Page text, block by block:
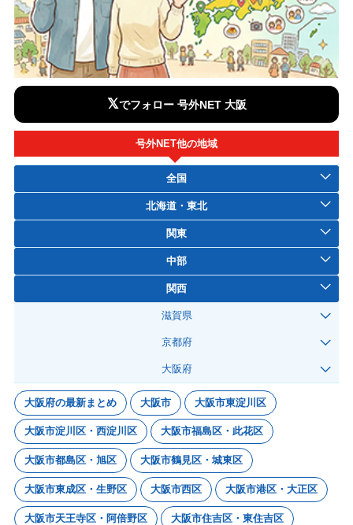
𝕏でフォロー 号外NET 大阪
号外NET他の地域
全国
北海道・東北
関東
中部
関西
滋賀県
京都府
大阪府
大阪府の最新まとめ 大阪市 大阪市東淀川区
大阪市淀川区・西淀川区 大阪市福島区・此花区
大阪市都島区・旭区 大阪市鶴見区・城東区
大阪市東成区・生野区 大阪市西区 大阪市港区・大正区
大阪市天王寺区・阿倍野区 大阪市住吉区・東住吉区